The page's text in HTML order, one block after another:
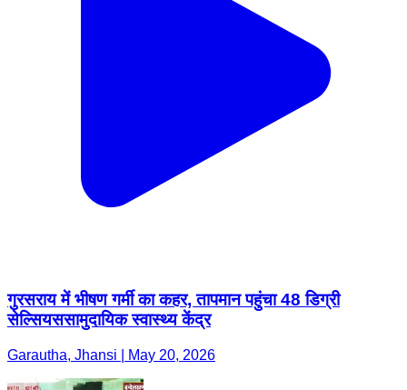
गुरसराय में भीषण गर्मी का कहर, तापमान पहुंचा 48 डिग्री
सेल्सियससामुदायिक स्वास्थ्य केंद्र
Garautha, Jhansi | May 20, 2026